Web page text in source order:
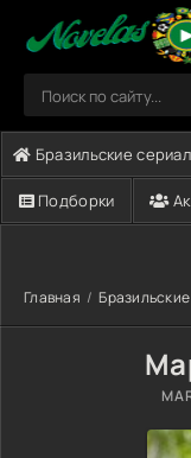
Бразильские
Подборки
Главная